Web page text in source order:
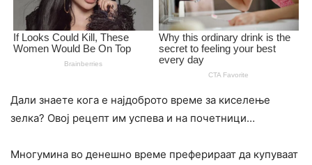
Дали знаете кога е најдоброто време за киселење
зелка? Овој рецепт им успева и на почетници…
Многумина во денешно време преферираат да купуваат